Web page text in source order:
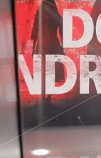
CULTURA
ECONOMIA E
EVENTI
SPORT
Streaming